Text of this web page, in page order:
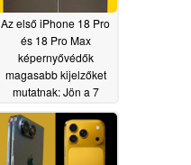
Az első iPhone 18 Pro
és 18 Pro Max
képernyővédők
magasabb kijelzőket
mutatnak: Jön a 7
05/23/2026